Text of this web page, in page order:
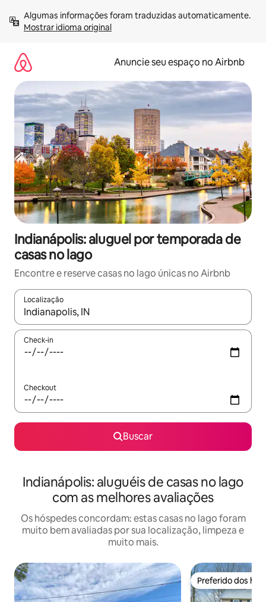
para
Mostrar idioma original
Anuncie seu espaço no Airbnb
Indianápolis: aluguel por temporada de
casas no lago
Encontre e reserve casas no lago únicas no Airbnb
Localização
Quando os resultados estiverem disponíveis, explore-os
Check-in
Checkout
Buscar
Indianápolis: aluguéis de casas no lago
com as melhores avaliações
Os hóspedes concordam: estas casas no lago foram
muito bem avaliadas por sua localização, limpeza e
muito mais.
Preferido dos
Preferido dos